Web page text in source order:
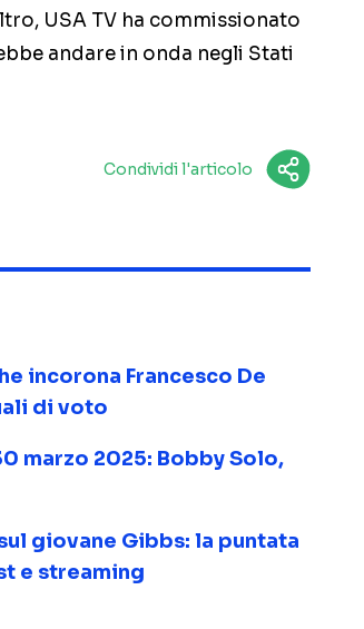
USA TV ha commissionato
andare in onda negli Stati
Condividi l'articolo
incorona Francesco De
di voto
marzo 2025: Bobby Solo,
giovane Gibbs: la puntata
e streaming